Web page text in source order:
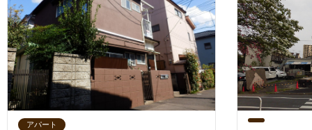
アパート